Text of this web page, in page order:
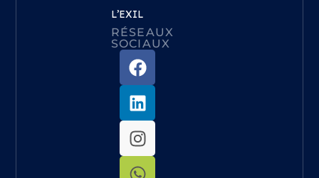
L’EXIL
RÉSEAUX
SOCIAUX